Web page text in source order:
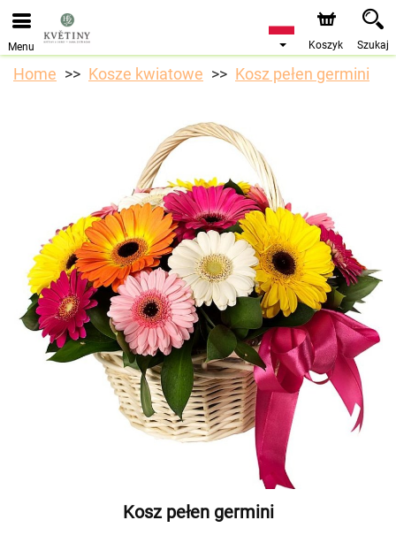
Przyjmujemy zamówienia za pośrednictwem naszego
sklepu internetowego. Najbliższy możliwy termin dostawy
to 10.08.2026 z powodu urlopu.
Menu Koszyk Szukaj
Home Kosze kwiatowe Kosz pełen germini
Kosz pełen germini